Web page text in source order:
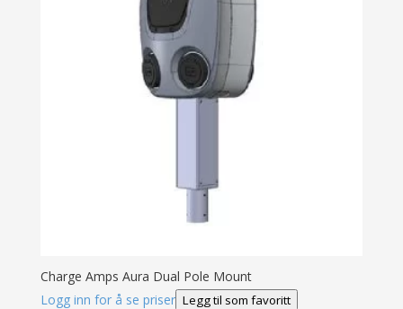
Charge Amps Aura Dual Pole Mount
Logg inn for å se priser Legg til som favoritt